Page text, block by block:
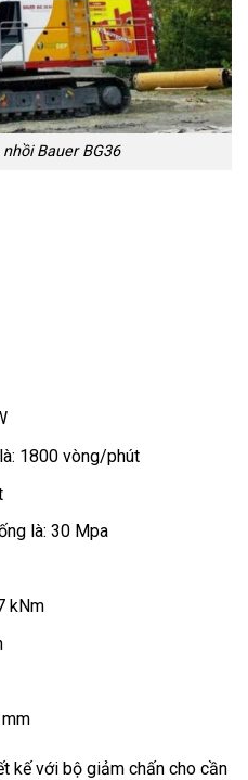
Bauer BG36
1800 vòng/phút
là: 30 Mpa
kNm
kế với bộ giảm chấn cho cần